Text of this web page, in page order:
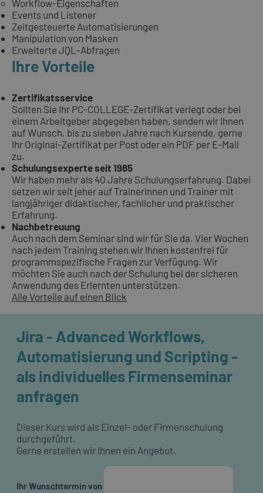
Workflow-Eigenschaften
Events und Listener
Zeitgesteuerte Automatisierungen
Manipulation von Masken
Erweiterte JQL-Abfragen
Ihre Vorteile
Zertifikatsservice
Sollten Sie Ihr PC-COLLEGE-Zertifikat verlegt oder bei
einem Arbeitgeber abgegeben haben, senden wir Ihnen
auf Wunsch, bis zu sieben Jahre nach Kursende, gerne
Ihr Original-Zertifikat per Post oder ein PDF per E-Mail
zu.
Schulungsexperte seit 1985
Wir haben mehr als 40 Jahre Schulungserfahrung. Dabei
setzen wir seit jeher auf Trainerinnen und Trainer mit
langjähriger didaktischer, fachlicher und praktischer
Erfahrung.
Nachbetreuung
Auch nach dem Seminar sind wir für Sie da. Vier Wochen
nach jedem Training stehen wir Ihnen kostenfrei für
programmspezifische Fragen zur Verfügung. Wir
möchten Sie auch nach der Schulung bei der sicheren
Anwendung des Erlernten unterstützen.
Alle Vorteile auf einen Blick
Jira - Advanced Workflows,
Automatisierung und Scripting -
als individuelles Firmenseminar
anfragen
Dieser Kurs wird als Einzel- oder Firmenschulung
durchgeführt.
Gerne erstellen wir Ihnen ein Angebot.
Ihr Wunschtermin von